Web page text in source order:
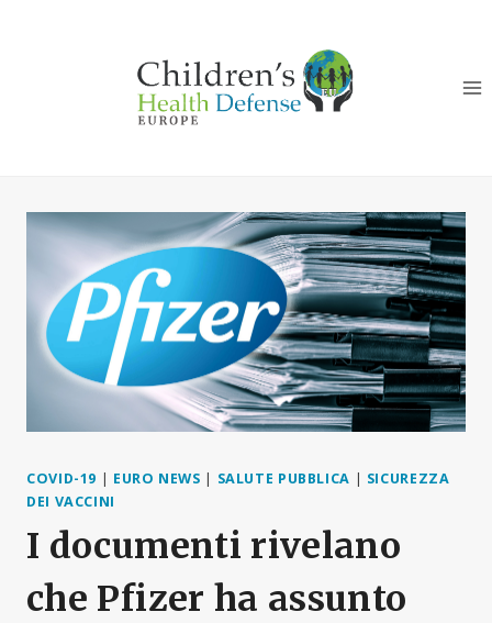
COVID-19 | EURO NEWS | SALUTE PUBBLICA | SICUREZZA
DEI VACCINI
I documenti rivelano
che Pfizer ha assunto